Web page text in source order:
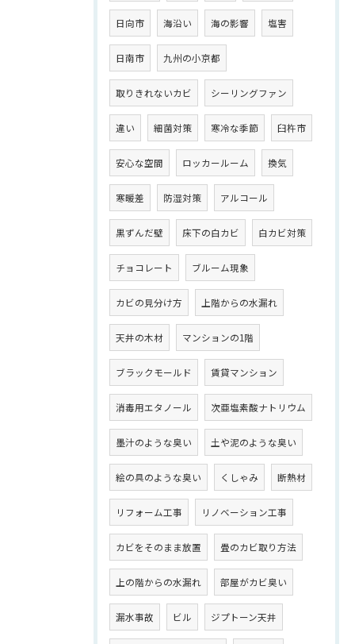
日向市 海沿い 海の影響 塩害
日南市 九州の小京都
取りきれないカビ シーリングファン
違い 細菌対策 寒冷な季節 臼杵市
安心な空間 ロッカールーム 換気
寒暖差 防湿対策 アルコール
黒ずんだ壁 床下の白カビ 白カビ対策
チョコレート ブルーム現象
カビの見分け方 上階からの水漏れ
天井の木材 マンションの1階
ブラックモールド 賃貸マンション
消毒用エタノール 次亜塩素酸ナトリウム
墨汁のような臭い 土や泥のような臭い
絵の具のような臭い くしゃみ 断熱材
リフォーム工事 リノベーション工事
カビをそのまま放置 畳のカビ取り方法
上の階からの水漏れ 部屋がカビ臭い
漏水事故 ビル ジプトーン天井